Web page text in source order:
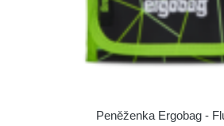
Peněženka Ergobag -